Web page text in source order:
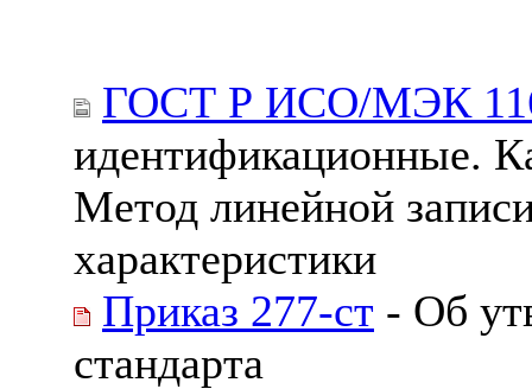
ГОСТ Р ИСО/МЭК
идентификационные.
Метод линейной
характеристики
Приказ 277-ст - Об
стандарта